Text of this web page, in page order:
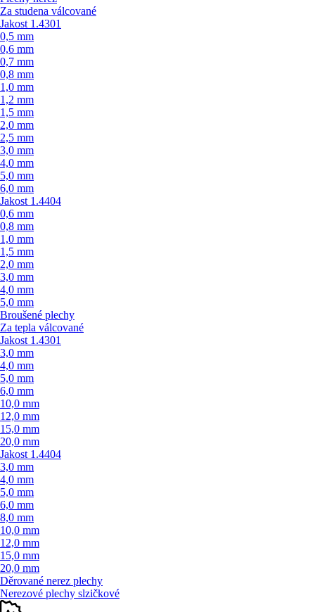
Za studena válcované
Jakost 1.4301
0,5 mm
0,6 mm
0,7 mm
0,8 mm
1,0 mm
1,2 mm
1,5 mm
2,0 mm
2,5 mm
3,0 mm
4,0 mm
5,0 mm
6,0 mm
Jakost 1.4404
0,6 mm
0,8 mm
1,0 mm
1,5 mm
2,0 mm
3,0 mm
4,0 mm
5,0 mm
Broušené plechy
Za tepla válcované
Jakost 1.4301
3,0 mm
4,0 mm
5,0 mm
6,0 mm
10,0 mm
12,0 mm
15,0 mm
20,0 mm
Jakost 1.4404
3,0 mm
4,0 mm
5,0 mm
6,0 mm
8,0 mm
10,0 mm
12,0 mm
15,0 mm
20,0 mm
Děrované nerez plechy
Nerezové plechy slzičkové